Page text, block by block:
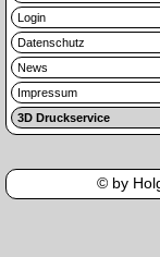
Login
Datenschutz
News
Impressum
3D Druckservice
© by